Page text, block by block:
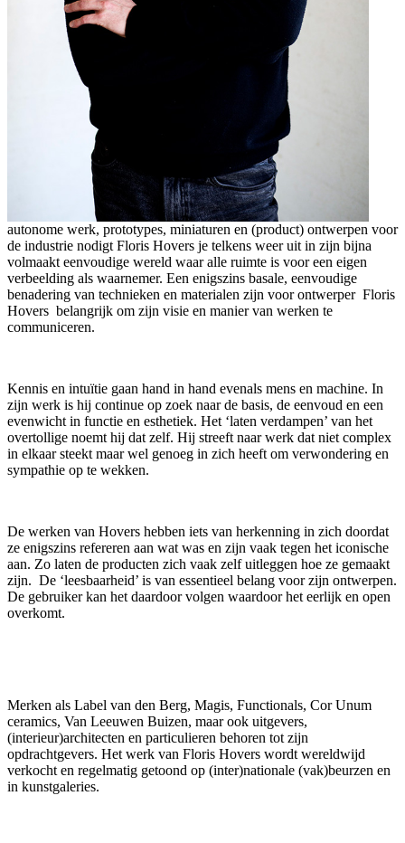
autonome werk, prototypes, miniaturen en (product) ontwerpen voor
de industrie nodigt Floris Hovers je telkens weer uit in zijn bijna
volmaakt eenvoudige wereld waar alle ruimte is voor een eigen
verbeelding als waarnemer. Een enigszins basale, eenvoudige
benadering van technieken en materialen zijn voor ontwerper Floris
Hovers belangrijk om zijn visie en manier van werken te
communiceren.
Kennis en intuïtie gaan hand in hand evenals mens en machine. In
zijn werk is hij continue op zoek naar de basis, de eenvoud en een
evenwicht in functie en esthetiek. Het ‘laten verdampen’ van het
overtollige noemt hij dat zelf. Hij streeft naar werk dat niet complex
in elkaar steekt maar wel genoeg in zich heeft om verwondering en
sympathie op te wekken.
De werken van Hovers hebben iets van herkenning in zich doordat
ze enigszins refereren aan wat was en zijn vaak tegen het iconische
aan. Zo laten de producten zich vaak zelf uitleggen hoe ze gemaakt
zijn. De ‘leesbaarheid’ is van essentieel belang voor zijn ontwerpen.
De gebruiker kan het daardoor volgen waardoor het eerlijk en open
overkomt.
Merken als Label van den Berg, Magis, Functionals, Cor Unum
ceramics, Van Leeuwen Buizen, maar ook uitgevers,
(interieur)architecten en particulieren behoren tot zijn
opdrachtgevers. Het werk van Floris Hovers wordt wereldwijd
verkocht en regelmatig getoond op (inter)nationale (vak)beurzen en
in kunstgaleries.